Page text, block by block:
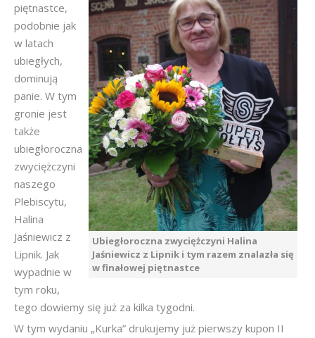
Ubiegłoroczna zwyciężczyni Halina
Jaśniewicz z Lipnik i tym razem znalazła się
w finałowej piętnastce
piętnastce,
podobnie jak
w latach
ubiegłych,
dominują
panie. W tym
gronie jest
także
ubiegłoroczna
zwyciężczyni
naszego
Plebiscytu,
Halina
Jaśniewicz z
Lipnik. Jak
wypadnie w
tym roku,
tego dowiemy się już za kilka tygodni.
W tym wydaniu „Kurka” drukujemy już pierwszy kupon II